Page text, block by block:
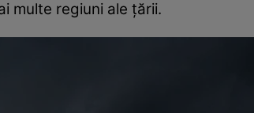
multe regiuni ale țării.